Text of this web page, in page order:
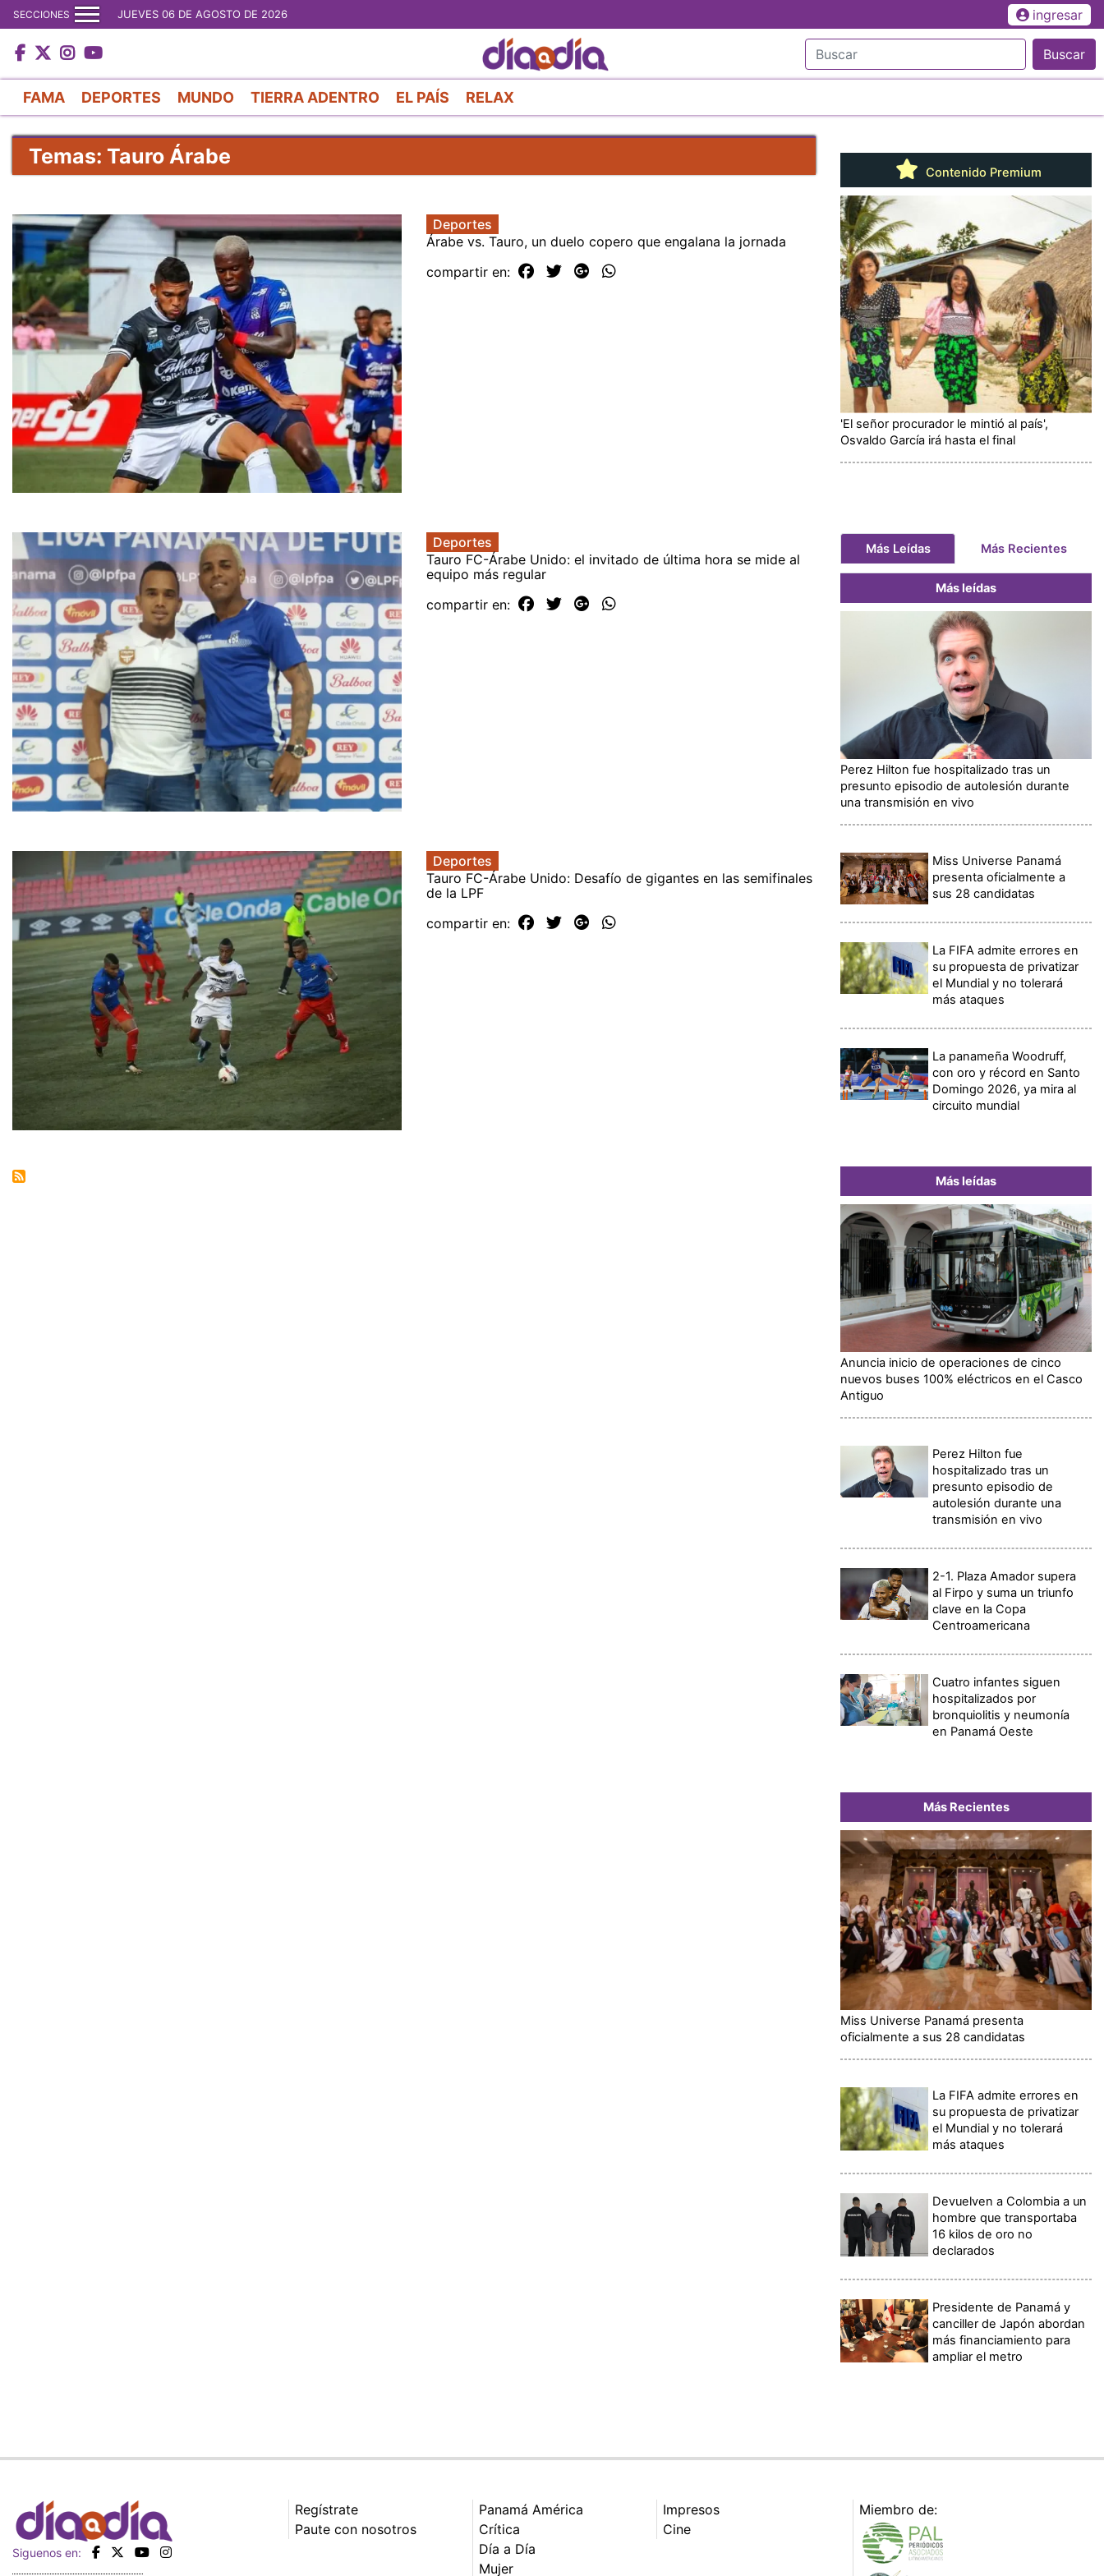
al
contenido
principal
SECCIONES JUEVES 06 DE AGOSTO DE 2026 ingresar
Buscar
FAMA DEPORTES MUNDO TIERRA ADENTRO EL PAÍS RELAX
Temas: Tauro Árabe
Deportes
Árabe vs. Tauro, un duelo copero que engalana la jornada
compartir en:
Deportes
Tauro FC-Árabe Unido: el invitado de última hora se mide al
equipo más regular
compartir en:
Deportes
Tauro FC-Árabe Unido: Desafío de gigantes en las semifinales
de la LPF
compartir en:
Contenido Premium
'El señor procurador le mintió al país',
Osvaldo García irá hasta el final
Más Leídas Más Recientes
Más leídas
Perez Hilton fue hospitalizado tras un
presunto episodio de autolesión durante
una transmisión en vivo
Miss Universe Panamá
presenta oficialmente a
sus 28 candidatas
La FIFA admite errores en
su propuesta de privatizar
el Mundial y no tolerará
más ataques
La panameña Woodruff,
con oro y récord en Santo
Domingo 2026, ya mira al
circuito mundial
Más leídas
Anuncia inicio de operaciones de cinco
nuevos buses 100% eléctricos en el Casco
Antiguo
Perez Hilton fue
hospitalizado tras un
presunto episodio de
autolesión durante una
transmisión en vivo
2-1. Plaza Amador supera
al Firpo y suma un triunfo
clave en la Copa
Centroamericana
Cuatro infantes siguen
hospitalizados por
bronquiolitis y neumonía
en Panamá Oeste
Más Recientes
Miss Universe Panamá presenta
oficialmente a sus 28 candidatas
La FIFA admite errores en
su propuesta de privatizar
el Mundial y no tolerará
más ataques
Devuelven a Colombia a un
hombre que transportaba
16 kilos de oro no
declarados
Presidente de Panamá y
canciller de Japón abordan
más financiamiento para
ampliar el metro
Siguenos en:
Regístrate
Paute con nosotros
Panamá América
Crítica
Día a Día
Mujer
Impresos
Cine
Miembro de: